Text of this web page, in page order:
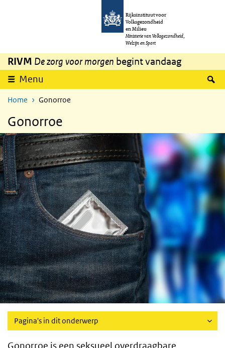
Overslaan en naar de inhoud gaan
Rijksinstituut voor
Volksgezondheid
en Milieu
Ministerie van Volksgezondheid,
Welzijn en Sport
RIVM De zorg voor morgen begint vandaag
Menu
Home Gonorroe
Gonorroe
Pagina's in dit onderwerp
Gonorroe is een seksueel overdraagbare